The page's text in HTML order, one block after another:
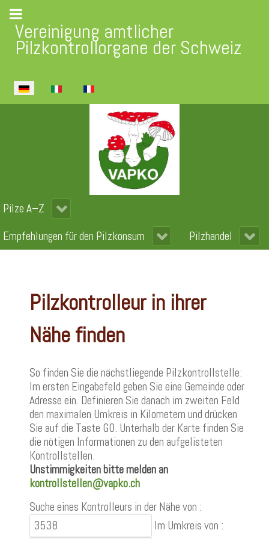
Vereinigung amtlicher
Pilzkontrollorgane der Schweiz
Sprache auswählen
Pilze A–Z
Empfehlungen für den Pilzkonsum
Pilzhandel
Pilzkontrolleur in ihrer
Nähe finden
So finden Sie die nächstliegende Pilzkontrollstelle:
Im ersten Eingabefeld geben Sie eine Gemeinde oder
Adresse ein. Definieren Sie danach im zweiten Feld
den maximalen Umkreis in Kilometern und drücken
Sie auf die Taste GO. Unterhalb der Karte finden Sie
die nötigen Informationen zu den aufgelisteten
Kontrollstellen.
Unstimmigkeiten bitte melden an
kontrollstellen@vapko.ch
Suche eines Kontrolleurs in der Nähe von :
Im Umkreis von :